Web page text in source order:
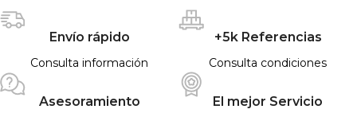
Envío rápido
Consulta información
+5k Referencias
Consulta condiciones
Asesoramiento El mejor Servicio